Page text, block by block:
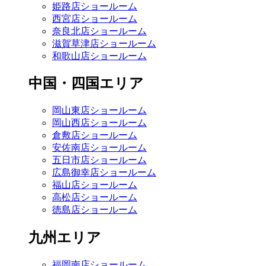
姫路店ショールーム
西宮店ショールーム
奈良北店ショールーム
滋賀草津店ショールーム
和歌山店ショールーム
中国・四国エリア
岡山東店ショールーム
岡山西店ショールーム
倉敷店ショールーム
安佐南店ショールーム
五日市店ショールーム
広島御幸店ショールーム
福山店ショールーム
高松店ショールーム
徳島店ショールーム
九州エリア